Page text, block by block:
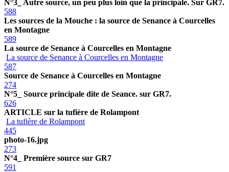
N°3_ Autre source, un peu plus loin que la principale. Sur GR7.
588
Les sources de la Mouche : la source de Senance à Courcelles
en Montagne
589
La source de Senance à Courcelles en Montagne
La source de Senance à Courcelles en Montagne
587
Source de Senance à Courcelles en Montagne
274
N°5_ Source principale dite de Seance. sur GR7.
626
ARTICLE sur la tufière de Rolampont
La tufière de Rolampont
445
photo-16.jpg
273
N°4_ Première source sur GR7
591